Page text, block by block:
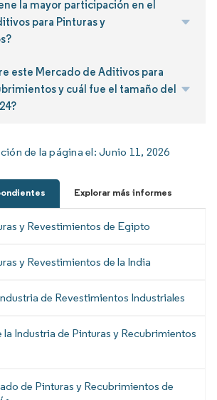
la mayor participación en el
para Pinturas y
este Mercado de Aditivos para
y cuál fue el tamaño del
de la página el:Junio 11, 2026
Explorar más informes
y Revestimientos de Egipto
y Revestimientos de la India
de Revestimientos Industriales
la Industria de Pinturas y Recubrimientos
de Pinturas y Recubrimientos de